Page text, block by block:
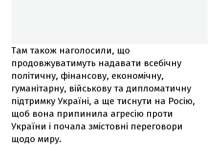
Там також наголосили, що
продовжуватимуть надавати всебічну
політичну, фінансову, економічну,
гуманітарну, військову та дипломатичну
підтримку Україні, а ще тиснути на Росію,
щоб вона припинила агресію проти
України і почала змістовні переговори
щодо миру.